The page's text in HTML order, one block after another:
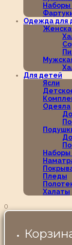
Наборы
Одежда для
Для детей
Ясли
Одеяла
Наборы
Пледы
Халаты
0